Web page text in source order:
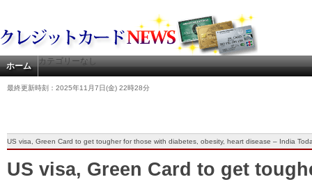
ホーム カテゴリーなし
最終更新時刻：2025年11月7日(金) 22時28分
US visa, Green Card to get tougher for those with diabetes, obesity, heart disease – India
US visa, Green Card to get